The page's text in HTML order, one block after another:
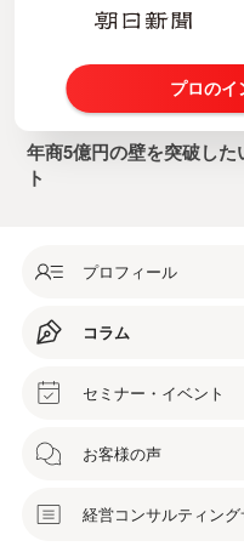
プロのイ
年商5億円の壁を突破し
ト
プロフィール
コラム
セミナー・イベント
お客様の声
経営コンサルティン